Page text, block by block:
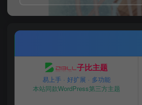
子比主题
易上手 · 好扩展 · 多功能
本站同款WordPress第三方主题